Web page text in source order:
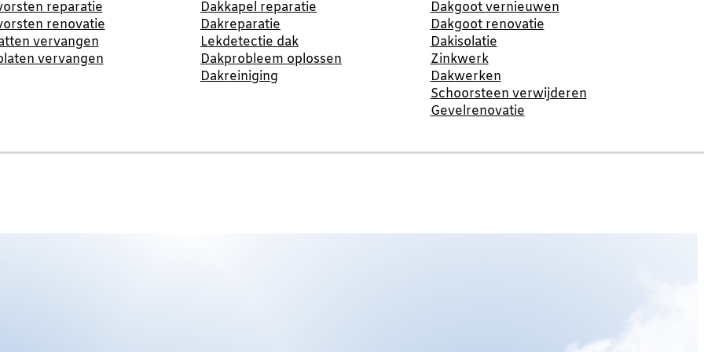
reparatie
renovatie
vervangen
vervangen
Dakkapel reparatie
Dakreparatie
Lekdetectie dak
Dakprobleem oplossen
Dakreiniging
Dakgoot vernieuwen
Dakgoot renovatie
Dakisolatie
Zinkwerk
Dakwerken
Schoorsteen verwijderen
Gevelrenovatie